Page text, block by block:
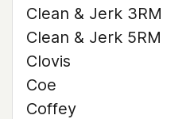
Clean & Jerk 3RM
Clean & Jerk 5RM
Clovis
Coe
Coffey